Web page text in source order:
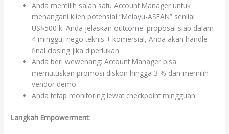
Anda memilih salah satu Account Manager untuk
menangani klien potensial “Melayu-ASEAN” senilai
US$500 k. Anda jelaskan outcome: proposal siap dalam
4 minggu, nego teknis + komersial, Anda akan handle
final closing jika diperlukan.
Anda beri wewenang: Account Manager bisa
memutuskan promosi diskon hingga 3 % dan memilih
vendor demo.
Anda tetap monitoring lewat checkpoint mingguan.
Langkah Empowerment: